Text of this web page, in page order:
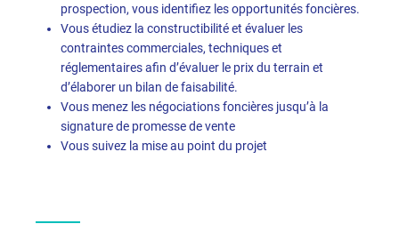
prospection, vous identifiez les opportunités foncières.
Vous étudiez la constructibilité et évaluer les
contraintes commerciales, techniques et
réglementaires afin d’évaluer le prix du terrain et
d’élaborer un bilan de faisabilité.
Vous menez les négociations foncières jusqu’à la
signature de promesse de vente
Vous suivez la mise au point du projet